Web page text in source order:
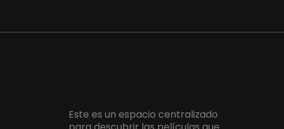
Este es un espacio centralizado